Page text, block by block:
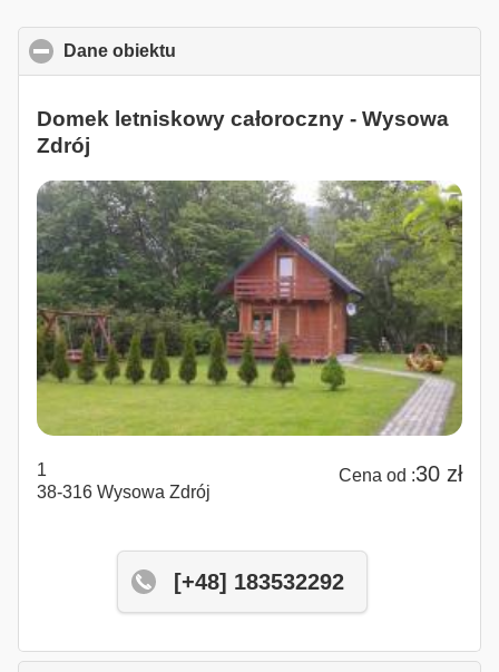
Dane obiektu
Domek letniskowy całoroczny - Wysowa
Zdrój
1
38-316 Wysowa Zdrój
Cena od :30 zł
[+48] 183532292